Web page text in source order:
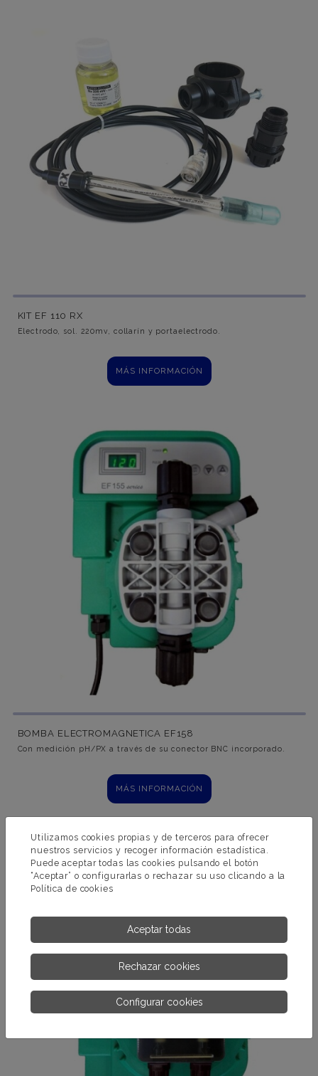
KIT EF 110 RX
Electrodo, sol. 220mv, collarín y portaelectrodo.
MÁS INFORMACIÓN
BOMBA ELECTROMAGNETICA EF158
Con medición pH/PX a través de su conector BNC incorporado.
MÁS INFORMACIÓN
Utilizamos cookies propias y de terceros para ofrecer
nuestros servicios y recoger información estadística.
Puede aceptar todas las cookies pulsando el botón
“Aceptar” o configurarlas o rechazar su uso clicando a la
Política de cookies
Aceptar todas
Rechazar cookies
Configurar cookies